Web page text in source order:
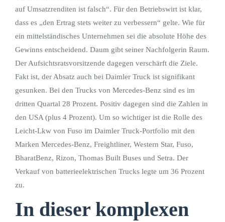
auf Umsatzrenditen ist falsch“. Für den Betriebswirt ist klar,
dass es „den Ertrag stets weiter zu verbessern“ gelte. Wie für
ein mittelständisches Unternehmen sei die absolute Höhe des
Gewinns entscheidend. Daum gibt seiner Nachfolgerin Raum.
Der Aufsichtsratsvorsitzende dagegen verschärft die Ziele.
Fakt ist, der Absatz auch bei Daimler Truck ist signifikant
gesunken. Bei den Trucks von Mercedes-Benz sind es im
dritten Quartal 28 Prozent. Positiv dagegen sind die Zahlen in
den USA (plus 4 Prozent). Um so wichtiger ist die Rolle des
Leicht-Lkw von Fuso im Daimler Truck-Portfolio mit den
Marken Mercedes-Benz, Freightliner, Western Star, Fuso,
BharatBenz, Rizon, Thomas Built Buses und Setra. Der
Verkauf von batterieelektrischen Trucks legte um 36 Prozent
zu.
In dieser komplexen